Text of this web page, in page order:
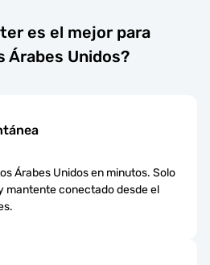
es el mejor para
Árabes Unidos?
Árabes Unidos en minutos. Solo
mantente conectado desde el